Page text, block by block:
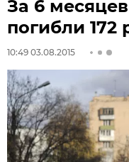
За 6
погибли 172
10:49 03.08.2015